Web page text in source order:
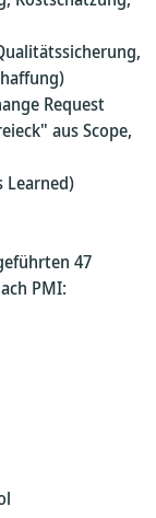
Request
aus Scope,
Learned)
47
PMI: